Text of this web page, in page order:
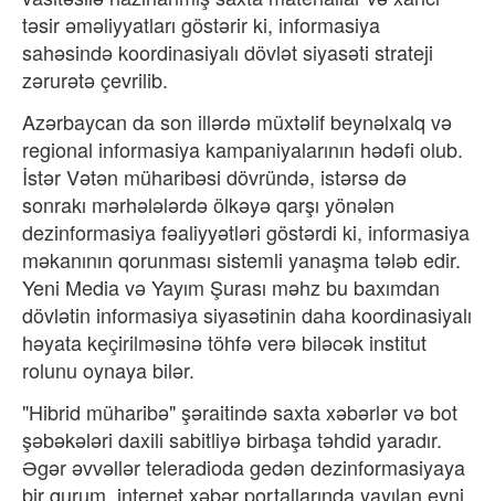
təsir əməliyyatları göstərir ki, informasiya
sahəsində koordinasiyalı dövlət siyasəti strateji
zərurətə çevrilib.
Azərbaycan da son illərdə müxtəlif beynəlxalq və
regional informasiya kampaniyalarının hədəfi olub.
İstər Vətən müharibəsi dövründə, istərsə də
sonrakı mərhələlərdə ölkəyə qarşı yönələn
dezinformasiya fəaliyyətləri göstərdi ki, informasiya
məkanının qorunması sistemli yanaşma tələb edir.
Yeni Media və Yayım Şurası məhz bu baxımdan
dövlətin informasiya siyasətinin daha koordinasiyalı
həyata keçirilməsinə töhfə verə biləcək institut
rolunu oynaya bilər.
"Hibrid müharibə" şəraitində saxta xəbərlər və bot
şəbəkələri daxili sabitliyə birbaşa təhdid yaradır.
Əgər əvvəllər teleradioda gedən dezinformasiyaya
bir qurum, internet xəbər portallarında yayılan eyni